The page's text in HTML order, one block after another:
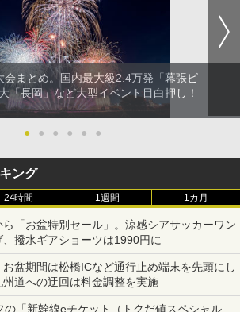
会まとめ。国内最大級2.4万発「幕張ビ
「長岡」など大型イベント目白押し！
● ● ● ● ● ●
ング
24時間 1週間 1カ月
「お盆特別セール」。涼感シアサッカーワン
撥水ギアショーツは1990円に
盆期間は松橋ICなど通行止め端末を先頭にし
道への迂回は料金調整を実施
の「新幹線eチケット（トクだ値スペシャル